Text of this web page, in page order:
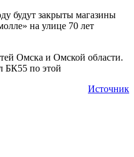
будут закрыты магазины
на улице 70 лет
Омска и Омской области.
БК55 по этой
Источник